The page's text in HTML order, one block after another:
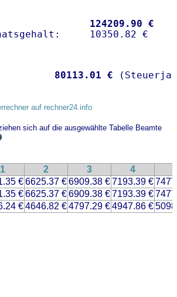
Brutto: 124209.90 €
80113.01 €
auf rechner24.info
sich auf die ausgewählte Tabelle Beamte
1 2 3 4
€6625.37 €6909.38 €7193.39 €
€6625.37 €6909.38 €7193.39 €
€4646.82 €4797.29 €4947.86 €